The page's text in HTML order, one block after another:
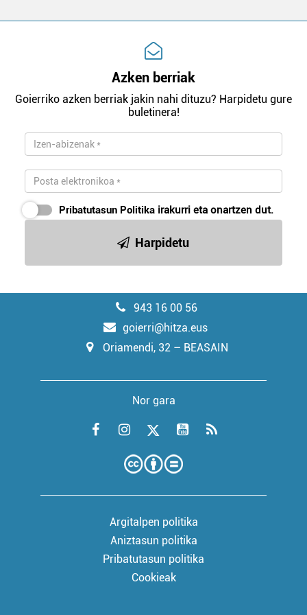
Azken berriak
Goierriko azken berriak jakin nahi dituzu? Harpidetu gure
buletinera!
Pribatutasun Politika irakurri eta onartzen dut.
Harpidetu
943 16 00 56
goierri@hitza.eus
Oriamendi, 32 – BEASAIN
Nor gara
Argitalpen politika
Aniztasun politika
Pribatutasun politika
Cookieak